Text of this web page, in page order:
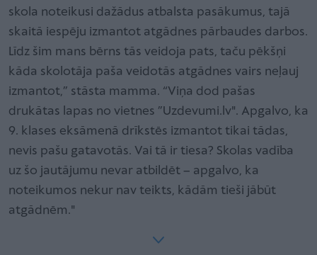
skola noteikusi dažādus atbalsta pasākumus, tajā
skaitā iespēju izmantot atgādnes pārbaudes darbos.
Līdz šim mans bērns tās veidoja pats, taču pēkšņi
kāda skolotāja paša veidotās atgādnes vairs neļauj
izmantot,” stāsta mamma. “Viņa dod pašas
drukātas lapas no vietnes ”Uzdevumi.lv". Apgalvo, ka
9. klases eksāmenā drīkstēs izmantot tikai tādas,
nevis pašu gatavotās. Vai tā ir tiesa? Skolas vadība
uz šo jautājumu nevar atbildēt – apgalvo, ka
noteikumos nekur nav teikts, kādām tieši jābūt
atgādnēm."